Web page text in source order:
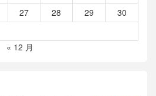
27 28 29
30
« 12 月